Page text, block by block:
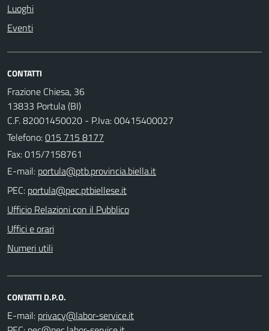
Luoghi
Eventi
CONTATTI
Frazione Chiesa, 36
13833 Portula (BI)
C.F. 82001450020 - P.Iva: 00415400027
Telefono:015 715 8177
Fax: 015/7158761
E-mail:
PEC:
Ufficio Relazioni con il Pubblico
Uffici e orari
Numeri utili
CONTATTI D.P.O.
E-mail: